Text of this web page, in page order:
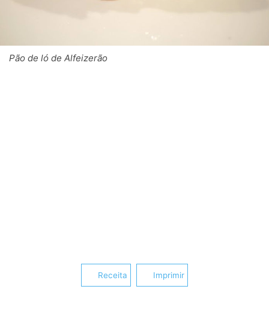
Pão de ló de Alfeizerão
Receita Imprimir